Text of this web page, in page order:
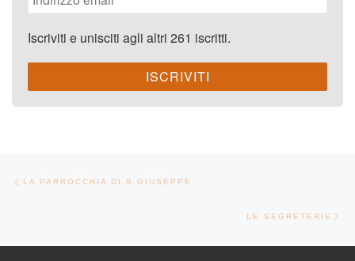
Iscriviti e unisciti agli altri 261 iscritti.
Navigazione articoli
LA PARROCCHIA DI S.GIUSEPPE
LE SEGRETERIE